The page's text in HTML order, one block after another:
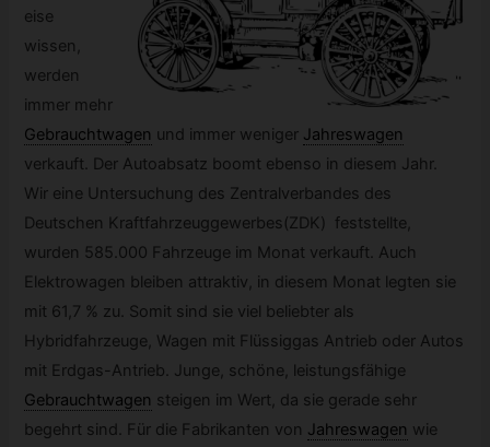
eise
wissen,
werden
immer mehr
Gebrauchtwagen und immer weniger Jahreswagen
verkauft. Der Autoabsatz boomt ebenso in diesem Jahr.
Wir eine Untersuchung des Zentralverbandes des
Deutschen Kraftfahrzeuggewerbes(ZDK) feststellte,
wurden 585.000 Fahrzeuge im Monat verkauft. Auch
Elektrowagen bleiben attraktiv, in diesem Monat legten sie
mit 61,7 % zu. Somit sind sie viel beliebter als
Hybridfahrzeuge, Wagen mit Flüssiggas Antrieb oder Autos
mit Erdgas-Antrieb. Junge, schöne, leistungsfähige
Gebrauchtwagen steigen im Wert, da sie gerade sehr
begehrt sind. Für die Fabrikanten von Jahreswagen wie